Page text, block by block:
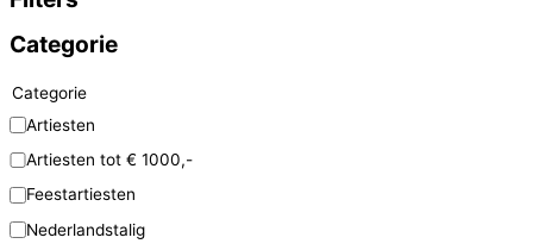
Categorie
Categorie
Artiesten
Artiesten tot € 1000,-
Feestartiesten
Nederlandstalig